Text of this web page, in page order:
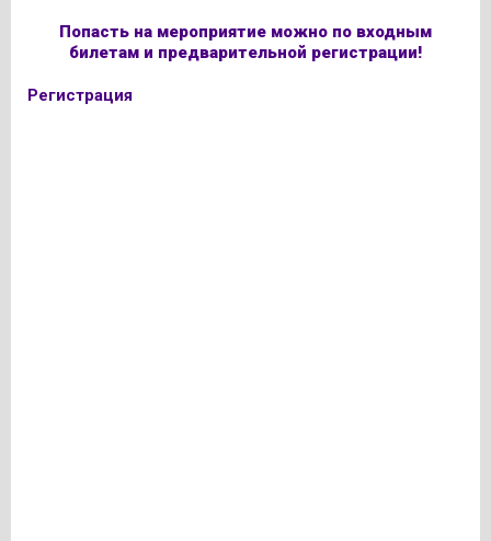
Попасть на мероприятие можно по входным
билетам и предварительной регистрации!
Регистрация